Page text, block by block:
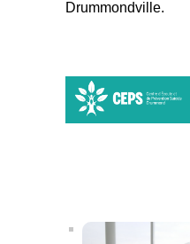
Drummondville.